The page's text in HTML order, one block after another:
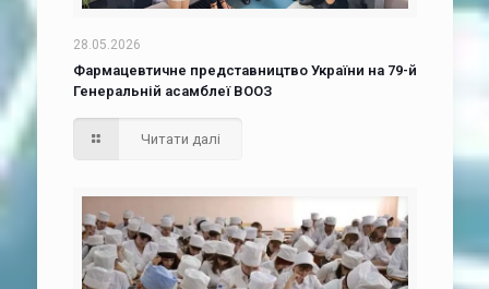
28.05.2026
Фармацевтичне представництво України на 79-й
Генеральній асамблеї ВООЗ
Читати далі